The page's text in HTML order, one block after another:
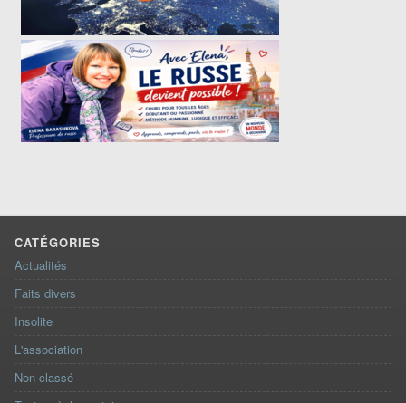
CATÉGORIES
Actualités
Faits divers
Insolite
L'association
Non classé